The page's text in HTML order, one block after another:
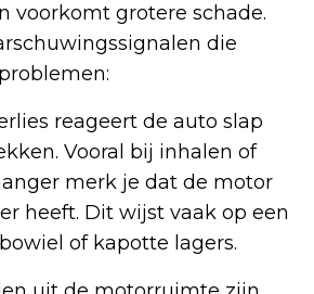
voorkomt grotere schade.
die
reageert de auto slap
Vooral bij inhalen of
merk je dat de motor
heeft. Dit wijst vaak op een
of kapotte lagers.